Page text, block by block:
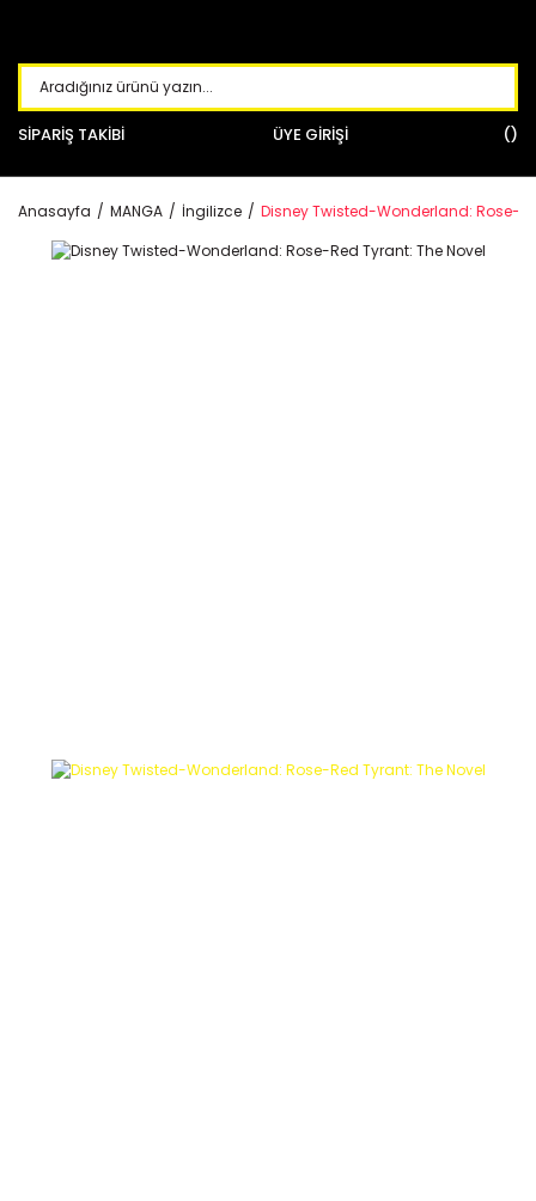
SİPARİŞ TAKİBİ ÜYE GİRİŞİ
Anasayfa MANGA İngilizce Disney Twisted-Wonderland: Rose-